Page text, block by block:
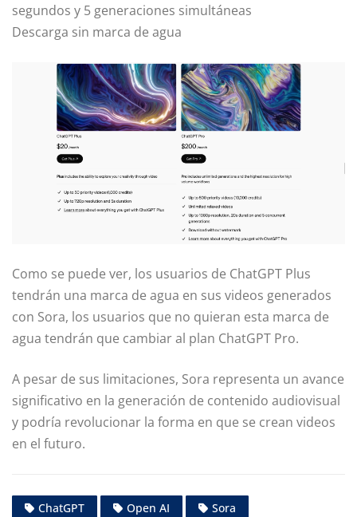
segundos y 5 generaciones simultáneas
Descarga sin marca de agua
Como se puede ver, los usuarios de ChatGPT Plus
tendrán una marca de agua en sus videos generados
con Sora, los usuarios que no quieran esta marca de
agua tendrán que cambiar al plan ChatGPT Pro.
A pesar de sus limitaciones, Sora representa un avance
significativo en la generación de contenido audiovisual
y podría revolucionar la forma en que se crean videos
en el futuro.
ChatGPT Open AI Sora